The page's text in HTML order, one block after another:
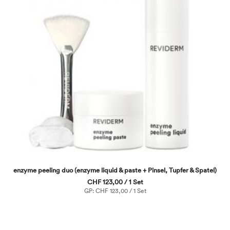
enzyme peeling duo (enzyme liquid & paste + Pinsel, Tupfer & Spatel)
CHF 123,00 / 1 Set
GP: CHF 123,00 / 1 Set